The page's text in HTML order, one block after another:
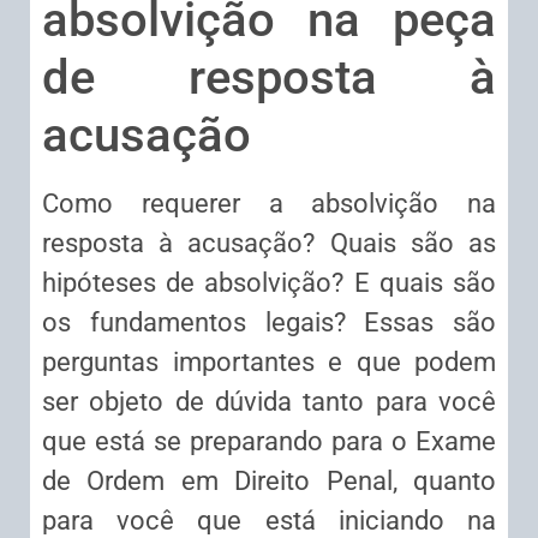
absolvição na peça
de resposta à
acusação
Como requerer a absolvição na
resposta à acusação? Quais são as
hipóteses de absolvição? E quais são
os fundamentos legais? Essas são
perguntas importantes e que podem
ser objeto de dúvida tanto para você
que está se preparando para o Exame
de Ordem em Direito Penal, quanto
para você que está iniciando na